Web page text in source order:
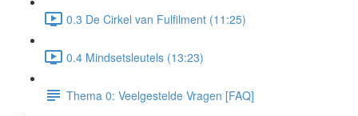
0.3 De Cirkel van Fulfilment (11:25)
0.4 Mindsetsleutels (13:23)
Thema 0: Veelgestelde Vragen [FAQ]